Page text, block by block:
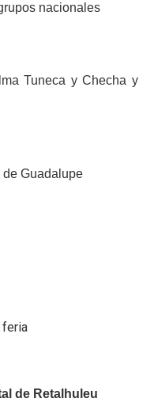
nacionales
Tuneca y Checha y
Guadalupe
feria
de Retalhuleu